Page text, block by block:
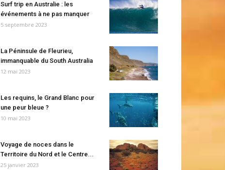
Surf trip en Australie : les
événements à ne pas manquer
5 septembre 2023
La Péninsule de Fleurieu,
immanquable du South Australia
12 mai 2023
Les requins, le Grand Blanc pour
une peur bleue ?
10 mai 2023
Voyage de noces dans le
Territoire du Nord et le Centre...
25 janvier 2023